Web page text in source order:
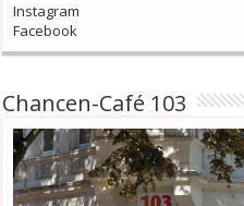
Instagram
Facebook
Chancen-Café 103